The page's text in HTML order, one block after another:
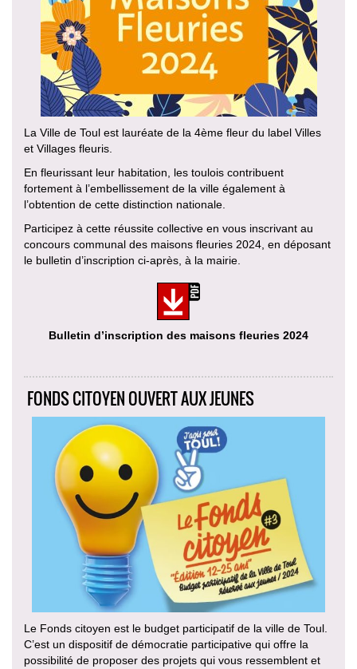
La Ville de Toul est lauréate de la 4ème fleur du label Villes
et Villages fleuris.
En fleurissant leur habitation, les toulois contribuent
fortement à l’embellissement de la ville également à
l’obtention de cette distinction nationale.
Participez à cette réussite collective en vous inscrivant au
concours communal des maisons fleuries 2024, en déposant
le bulletin d’inscription ci-après, à la mairie.
Bulletin d’inscription des maisons fleuries 2024
FONDS CITOYEN OUVERT AUX JEUNES
Le Fonds citoyen est le budget participatif de la ville de Toul.
C’est un dispositif de démocratie participative qui offre la
possibilité de proposer des projets qui vous ressemblent et